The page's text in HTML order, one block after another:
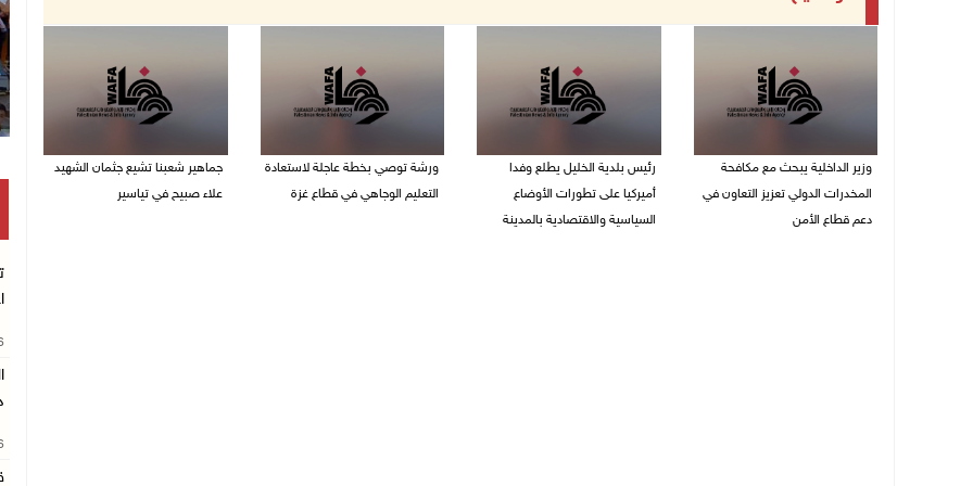
وزير الداخلية يبحث مع مكافحة
المخدرات الدولي تعزيز التعاون في
دعم قطاع الأمن
رئيس بلدية الخليل يطلع وفدا
أميركيا على تطورات الأوضاع
السياسية والاقتصادية بالمدينة
ورشة توصي بخطة عاجلة لاستعادة
التعليم الوجاهي في قطاع غزة
جماهير شعبنا تشيع جثمان الشهيد
علاء صبيح في تياسير